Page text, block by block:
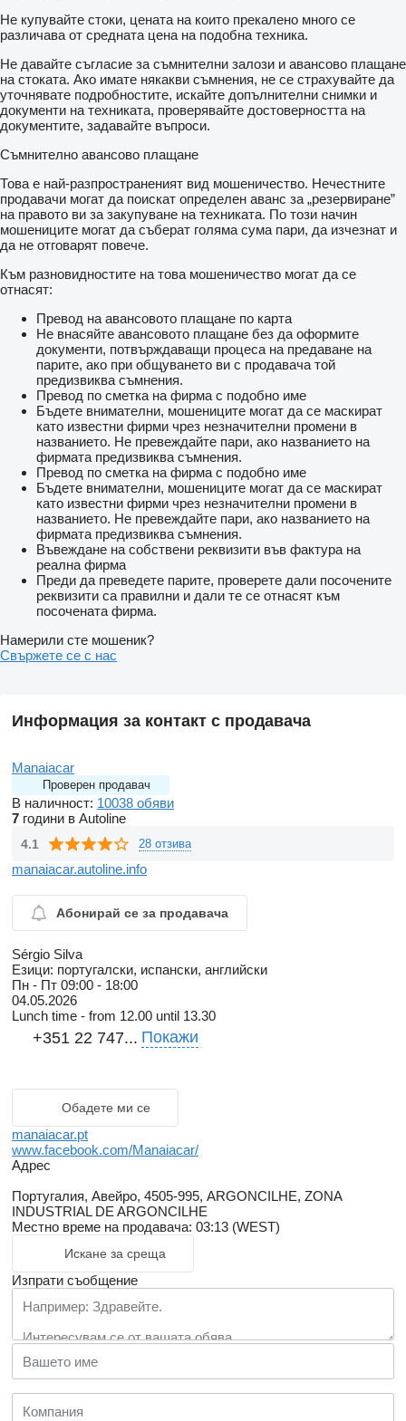
Не купувайте стоки, цената на които прекалено много се
различава от средната цена на подобна техника.
Не давайте съгласие за съмнителни залози и авансово плащане
на стоката. Ако имате някакви съмнения, не се страхувайте да
уточнявате подробностите, искайте допълнителни снимки и
документи на техниката, проверявайте достоверността на
документите, задавайте въпроси.
Съмнително авансово плащане
Това е най-разпространеният вид мошеничество. Нечестните
продавачи могат да поискат определен аванс за „резервиране”
на правото ви за закупуване на техниката. По този начин
мошениците могат да съберат голяма сума пари, да изчезнат и
да не отговарят повече.
Към разновидностите на това мошеничество могат да се
отнасят:
Превод на авансовото плащане по карта
Не внасяйте авансовото плащане без да оформите
документи, потвърждаващи процеса на предаване на
парите, ако при общуването ви с продавача той
предизвиква съмнения.
Превод по сметка на фирма с подобно име
Бъдете внимателни, мошениците могат да се маскират
като известни фирми чрез незначителни промени в
названието. Не превеждайте пари, ако названието на
фирмата предизвиква съмнения.
Превод по сметка на фирма с подобно име
Бъдете внимателни, мошениците могат да се маскират
като известни фирми чрез незначителни промени в
названието. Не превеждайте пари, ако названието на
фирмата предизвиква съмнения.
Въвеждане на собствени реквизити във фактура на
реална фирма
Преди да преведете парите, проверете дали посочените
реквизити са правилни и дали те се отнасят към
посочената фирма.
Намерили сте мошеник?
Свържете се с нас
Информация за контакт с продавача
Manaiacar
Проверен продавач
В наличност: 10038 обяви
7 години в Autoline
4.1 28 отзива
manaiacar.autoline.info
Абонирай се за продавача
Sérgio Silva
Езици: португалски, испански, английски
Пн - Пт 09:00 - 18:00
04.05.2026
Lunch time - from 12.00 until 13.30
+351 22 747... Покажи
Обадете ми се
manaiacar.pt
www.facebook.com/Manaiacar/
Адрес
Португалия, Авейро, 4505-995, ARGONCILHE, ZONA
INDUSTRIAL DE ARGONCILHE
Местно време на продавача: 03:13 (WEST)
Искане за среща
Изпрати съобщение